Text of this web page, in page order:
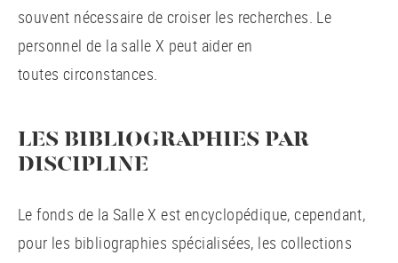
souvent nécessaire de croiser les recherches. Le
personnel de la salle X peut aider en
toutes circonstances.
LES BIBLIOGRAPHIES PAR
DISCIPLINE
Le fonds de la Salle X est encyclopédique, cependant,
pour les bibliographies spécialisées, les collections